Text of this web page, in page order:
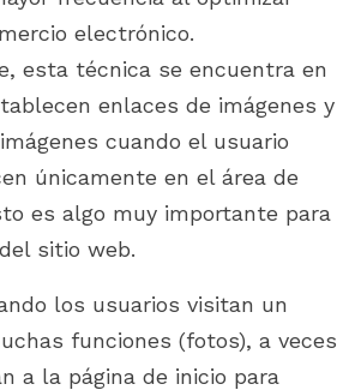
electrónico.
esta técnica se encuentra en
enlaces de imágenes y
cuando el usuario
únicamente en el área de
es algo muy importante para
sitio web.
los usuarios visitan un
funciones (fotos), a veces
a la página de inicio para